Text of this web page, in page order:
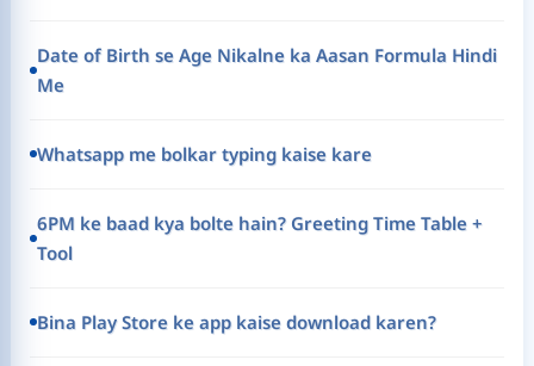
Date of Birth se Age Nikalne ka Aasan Formula Hindi
Me
Whatsapp me bolkar typing kaise kare
6PM ke baad kya bolte hain? Greeting Time Table +
Tool
Bina Play Store ke app kaise download karen?